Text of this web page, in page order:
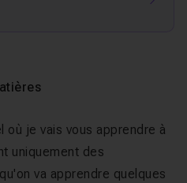
je vais vous apprendre à
uniquement des
va apprendre quelques